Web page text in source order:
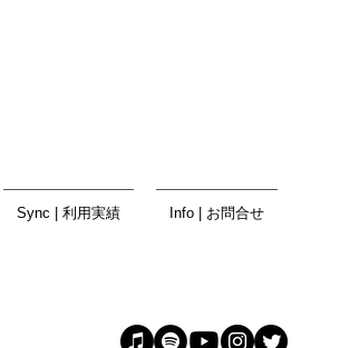
Sync | 利用実績 Info | お問合せ